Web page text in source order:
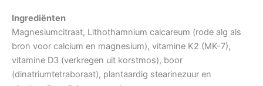
Ingrediënten
Magnesiumcitraat, Lithothamnium calcareum (rode alg als
bron voor calcium en magnesium), vitamine K2 (MK-7),
vitamine D3 (verkregen uit korstmos), boor
(dinatriumtetraboraat), plantaardig stearinezuur en